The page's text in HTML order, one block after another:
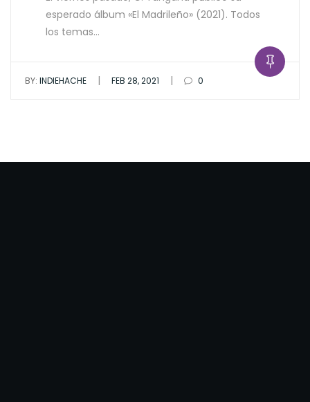
esperado álbum «El Madrileño» (2021). Todos
los temas…
BY: INDIEHACHE | FEB 28, 2021 | 0